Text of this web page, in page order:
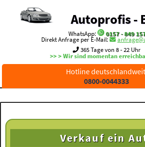
Autoprofis -
WhatsApp:
0157 - 849
Direkt Anfrage per E-Mail:
365 Tage von 8 - 22 Uhr
>> > Wir sind momentan
Hotline
0800-0044333
Verkauf ein